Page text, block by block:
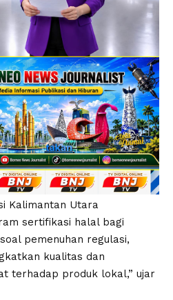
Kalimantan Utara
sertifikasi halal bagi
pemenuhan regulasi,
kualitas dan
terhadap produk lokal,” ujar